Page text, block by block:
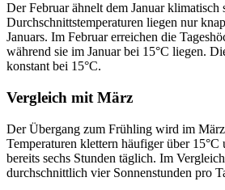
Der Februar ähnelt dem Januar klimatisch
Durchschnittstemperaturen liegen nur
Januars. Im Februar erreichen die
während sie im Januar bei 15°C liegen.
konstant bei 15°C.
Vergleich mit März
Der Übergang zum Frühling wird im
Temperaturen klettern häufiger über 15°C
bereits sechs Stunden täglich. Im
durchschnittlich vier Sonnenstunden pro